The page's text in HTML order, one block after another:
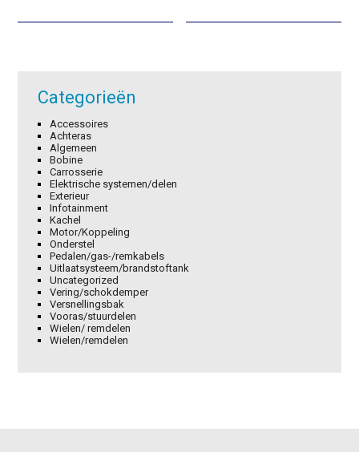
€13,90.€9,73.
€95,45. €66,82.
Categorieën
Accessoires
Achteras
Algemeen
Bobine
Carrosserie
Elektrische systemen/delen
Exterieur
Infotainment
Kachel
Motor/Koppeling
Onderstel
Pedalen/gas-/remkabels
Uitlaatsysteem/brandstoftank
Uncategorized
Vering/schokdemper
Versnellingsbak
Vooras/stuurdelen
Wielen/ remdelen
Wielen/remdelen